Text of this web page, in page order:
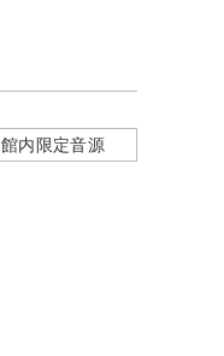
館内限定音源